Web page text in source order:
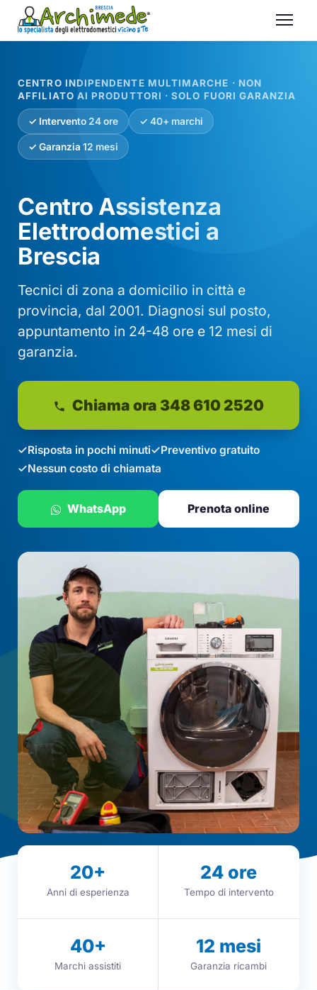
CENTRO INDIPENDENTE MULTIMARCHE · NON
AFFILIATO AI PRODUTTORI · SOLO FUORI GARANZIA
✓ Intervento 24 ore ✓ 40+ marchi
✓ Garanzia 12 mesi
Centro Assistenza
Elettrodomestici a
Brescia
Tecnici di zona a domicilio in città e
provincia, dal 2001. Diagnosi sul posto,
appuntamento in 24-48 ore e 12 mesi di
garanzia.
Chiama ora 348 610 2520
Risposta in pochi minuti
Preventivo gratuito
Nessun costo di chiamata
WhatsApp Prenota online
20+
Anni di esperienza
24 ore
Tempo di intervento
40+
Marchi assistiti
12 mesi
Garanzia ricambi